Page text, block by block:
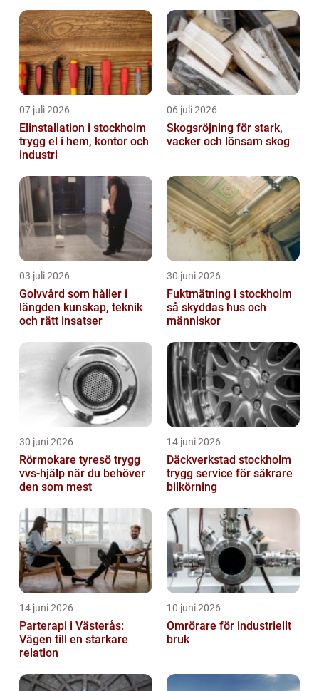
07 juli 2026
Elinstallation i stockholm
trygg el i hem, kontor och
industri
06 juli 2026
Skogsröjning för stark,
vacker och lönsam skog
03 juli 2026
Golvvård som håller i
längden kunskap, teknik
och rätt insatser
30 juni 2026
Fuktmätning i stockholm
så skyddas hus och
människor
30 juni 2026
Rörmokare tyresö trygg
vvs-hjälp när du behöver
den som mest
14 juni 2026
Däckverkstad stockholm
trygg service för säkrare
bilkörning
14 juni 2026
Parterapi i Västerås:
Vägen till en starkare
relation
10 juni 2026
Omrörare för industriellt
bruk